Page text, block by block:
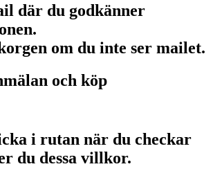
där du godkänner
om du inte ser mailet.
och köp
i rutan när du checkar
du dessa villkor.